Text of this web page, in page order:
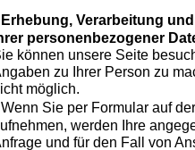
Erhebung, Verarbeitung
personenbezogener
können unsere Seite
zu Ihrer Person zu
möglich.
Wenn Sie per Formular auf
werden Ihre
und für den Fall von